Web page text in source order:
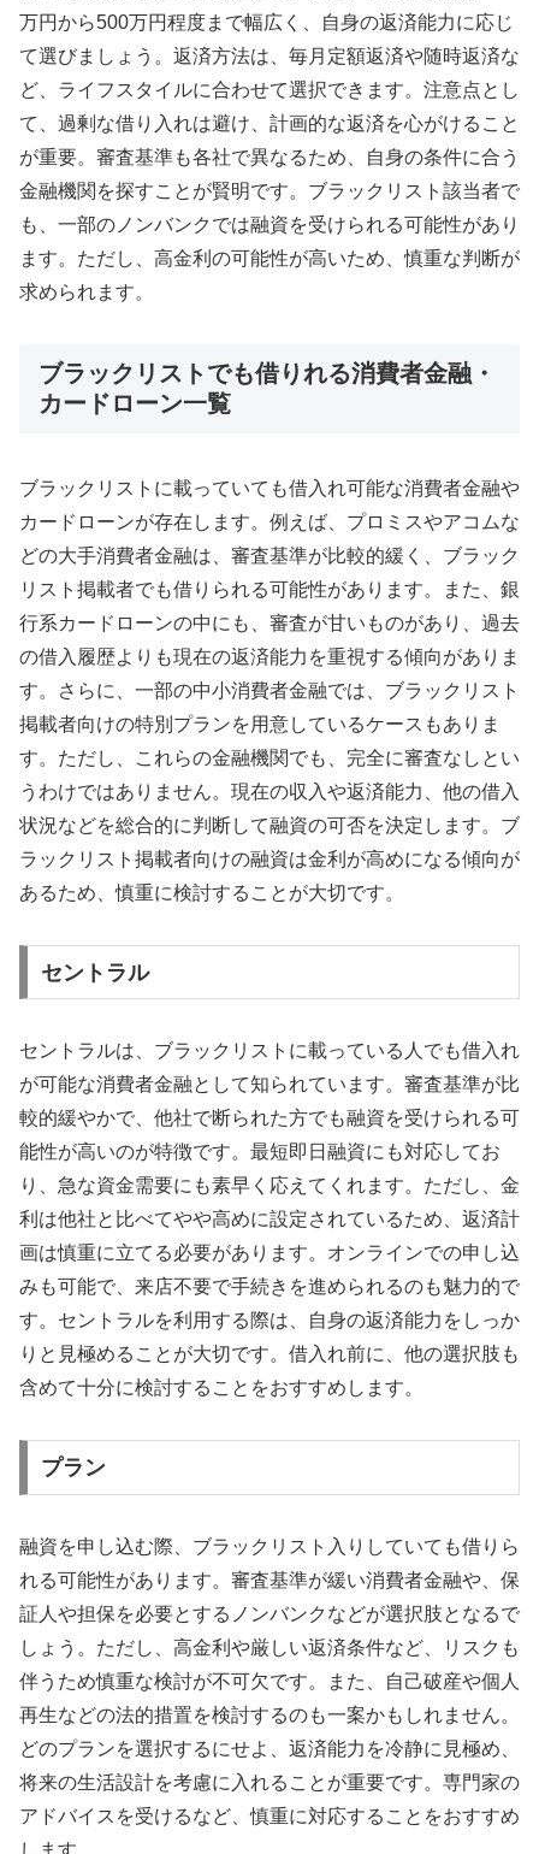
万円から500万円程度まで幅広く、自身の返済能力に応じ
て選びましょう。返済方法は、毎月定額返済や随時返済な
ど、ライフスタイルに合わせて選択できます。注意点とし
て、過剰な借り入れは避け、計画的な返済を心がけること
が重要。審査基準も各社で異なるため、自身の条件に合う
金融機関を探すことが賢明です。ブラックリスト該当者で
も、一部のノンバンクでは融資を受けられる可能性があり
ます。ただし、高金利の可能性が高いため、慎重な判断が
求められます。
ブラックリストでも借りれる消費者金融・
カードローン一覧
ブラックリストに載っていても借入れ可能な消費者金融や
カードローンが存在します。例えば、プロミスやアコムな
どの大手消費者金融は、審査基準が比較的緩く、ブラック
リスト掲載者でも借りられる可能性があります。また、銀
行系カードローンの中にも、審査が甘いものがあり、過去
の借入履歴よりも現在の返済能力を重視する傾向がありま
す。さらに、一部の中小消費者金融では、ブラックリスト
掲載者向けの特別プランを用意しているケースもありま
す。ただし、これらの金融機関でも、完全に審査なしとい
うわけではありません。現在の収入や返済能力、他の借入
状況などを総合的に判断して融資の可否を決定します。ブ
ラックリスト掲載者向けの融資は金利が高めになる傾向が
あるため、慎重に検討することが大切です。
セントラル
セントラルは、ブラックリストに載っている人でも借入れ
が可能な消費者金融として知られています。審査基準が比
較的緩やかで、他社で断られた方でも融資を受けられる可
能性が高いのが特徴です。最短即日融資にも対応してお
り、急な資金需要にも素早く応えてくれます。ただし、金
利は他社と比べてやや高めに設定されているため、返済計
画は慎重に立てる必要があります。オンラインでの申し込
みも可能で、来店不要で手続きを進められるのも魅力的で
す。セントラルを利用する際は、自身の返済能力をしっか
りと見極めることが大切です。借入れ前に、他の選択肢も
含めて十分に検討することをおすすめします。
プラン
融資を申し込む際、ブラックリスト入りしていても借りら
れる可能性があります。審査基準が緩い消費者金融や、保
証人や担保を必要とするノンバンクなどが選択肢となるで
しょう。ただし、高金利や厳しい返済条件など、リスクも
伴うため慎重な検討が不可欠です。また、自己破産や個人
再生などの法的措置を検討するのも一案かもしれません。
どのプランを選択するにせよ、返済能力を冷静に見極め、
将来の生活設計を考慮に入れることが重要です。専門家の
アドバイスを受けるなど、慎重に対応することをおすすめ
します。